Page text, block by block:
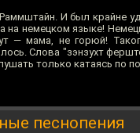
И был крайне
на немецком языке!
— мама, не горюй!
Слова "зэнзухт
только катаясь по
песнопения